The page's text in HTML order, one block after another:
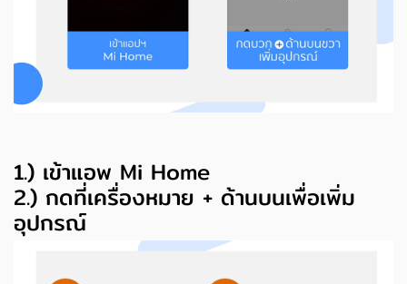
1.) เข้าแอพ Mi Home
2.) กดที่เครื่องหมาย + ด้านบนเพื่อเพิ่ม
อุปกรณ์